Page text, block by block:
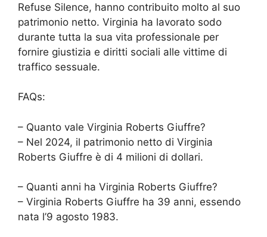
Refuse Silence, hanno contribuito molto al suo
patrimonio netto. Virginia ha lavorato sodo
durante tutta la sua vita professionale per
fornire giustizia e diritti sociali alle vittime di
traffico sessuale.
FAQs:
– Quanto vale Virginia Roberts Giuffre?
– Nel 2024, il patrimonio netto di Virginia
Roberts Giuffre è di 4 milioni di dollari.
– Quanti anni ha Virginia Roberts Giuffre?
– Virginia Roberts Giuffre ha 39 anni, essendo
nata l’9 agosto 1983.